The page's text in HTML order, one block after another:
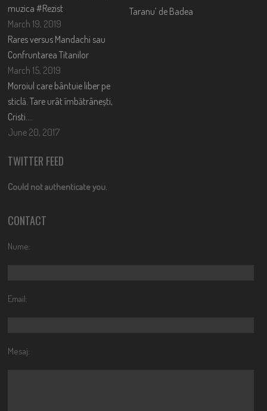
muzica #Rezist
March 19, 2019
Rares versus Mandachi sau
Confruntarea Titanilor
March 15, 2019
Moroiul care bântuie liber pe
sticlă. Tare urât îmbătrânești,
Cristi….
June 20, 2017
Taranu’ de Badea
TWITTER FEED
Could not authenticate you.
CONTACT
Nume:
Email:
Mesaj: